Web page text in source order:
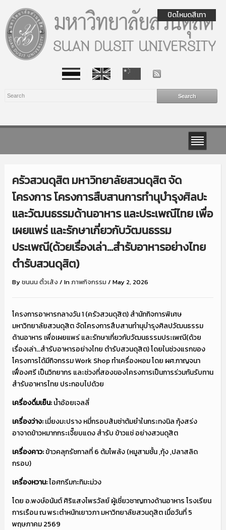
ครัวสวนดุสิต มหาวิทยาลัยสวนดุสิต จัด
โครงการ โครงการสืบสานการทำนุบำรุงศิลปะ
และวัฒนธรรมด้านอาหาร และประเพณีไทย เพื่อ
เผยแพร่ และรักษาเกี่ยวกับวัฒนธรรม
ประเพณี(ด้วยเรื่องเล่า…สำรับอาหารอย่างไทย
ตำรับสวนดุสิต)
Byชนนน ติ้วเส้ง / Inภาพกิจกรรม / May 2, 2026
โครงการอาหารกลางวัน 1 (ครัวสวนดุสิต) สำนักกิจการพิเศษ
มหาวิทยาลัยสวนดุสิต จัดโครงการสืบสานทำนุบำรุงศิลปวัฒนธรรม
ด้านอาหาร เพื่อเผยแพร่ และรักษาเกี่ยวกับวัฒนธรรมประเพณี(ด้วย
เรื่องเล่า…สำรับอาหารอย่างไทย ตำรับสวนดุสิต) โดยในช่วงแรกของ
โครงการได้มีกิจกรรม Work Shop ทำเครื่องหอม โดย ผศ.กาญจนา
เฟื่องศรี เป็นวิทยากร และช่วงที่สองของโครงการเป็นการร่วมกันรับทาน
สำรับอาหารไทย ประกอบไปด้วย
เครื่องดื่มเย็น:น้ำอ้อยเจลลี่
เครื่องว่าง:เมี่ยงมะปราง หมี่กรอบส้มซ่าต้มยำในกระทงนิล กุ้งสร่ง
อาจาดข้าวหมากกระเจี๊ยบแดง สำรับ ข้าวแช่ อย่างสวนดุสิต
เครื่องคาว:ข้าวคลุกรัชกาลที่ 6 ต้มโพล้ง (หมูสามชั้น ,กุ้ง ,ปลาสลิด
กรอบ)
เครื่องหวาน:ไอศกรีมกะทิมะม่วง
โดย อ.พงษ์อนันต์ ศิริแสงไพรวัลย์ ผู้เชี่ยวชาญทางด้านอาหาร โรงเรียน
การเรือน ณ พระตำหนักเยาวภา มหาวิทยาลัยสวนดุสิต เมื่อวันที่ 5
พฤษภาคม 2569
ปิดโหมดสีเทา